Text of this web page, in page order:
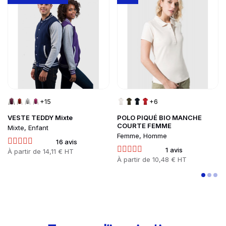
VESTE TEDDY Mixte
Mixte, Enfant
16 avis
Prix
À partir de 14,11 € HT
+15
POLO PIQUÉ BIO MANCHE
COURTE FEMME
Femme, Homme
1 avis
Prix
À partir de 10,48 € HT
+6